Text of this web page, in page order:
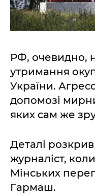
РФ, очевидно,
утримання
України.
допомозі
яких сам же
Деталі
журналіст,
Мінських
Гармаш.